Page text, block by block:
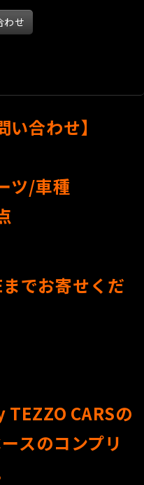
わせ
い合わせ】
ツ/車種
でお寄せくだ
TEZZO CARSの
スのコンプリ